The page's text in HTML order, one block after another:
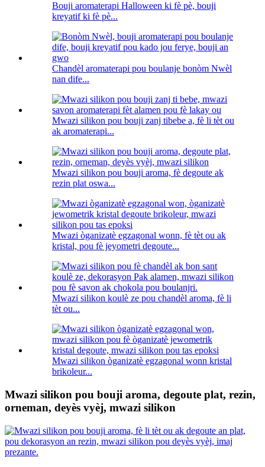
Bouji aromaterapi Halloween ki fè pè, bouji
kreyatif ki fè pè...
Chandèl aromaterapi pou boulanje bonòm Nwèl
nan dife...
Mwazi silikon pou bouji zanj tibebe a, fè li tèt ou
ak aromaterapi...
Mwazi silikon pou bouji aroma, fè degoute ak
rezin plat oswa...
Mwazi òganizatè egzagonal wonn, fè tèt ou ak
kristal, pou fè jeyometri degoute...
Mwazi silikon koulè ze pou chandèl aroma, fè li
tèt ou...
Mwazi silikon òganizatè egzagonal wonn kristal
brikoleur...
Mwazi silikon pou bouji aroma, degoute plat, rezin,
orneman, deyès vyèj, mwazi silikon